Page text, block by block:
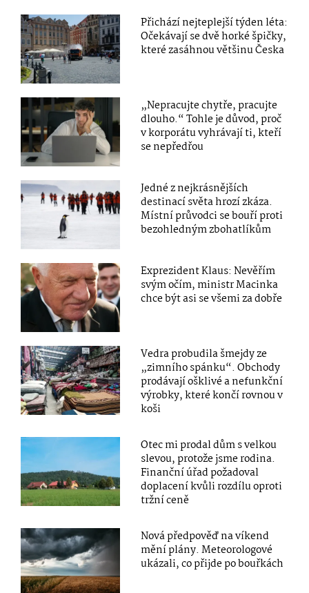
Přichází nejteplejší týden léta:
Očekávají se dvě horké špičky,
které zasáhnou většinu Česka
„Nepracujte chytře, pracujte
dlouho.“ Tohle je důvod, proč
v korporátu vyhrávají ti, kteří
se nepředřou
Jedné z nejkrásnějších
destinací světa hrozí zkáza.
Místní průvodci se bouří proti
bezohledným zbohatlíkům
Exprezident Klaus: Nevěřím
svým očím, ministr Macinka
chce být asi se všemi za dobře
Vedra probudila šmejdy ze
„zimního spánku“. Obchody
prodávají ošklivé a nefunkční
výrobky, které končí rovnou v
koši
Otec mi prodal dům s velkou
slevou, protože jsme rodina.
Finanční úřad požadoval
doplacení kvůli rozdílu oproti
tržní ceně
Nová předpověď na víkend
mění plány. Meteorologové
ukázali, co přijde po bouřkách